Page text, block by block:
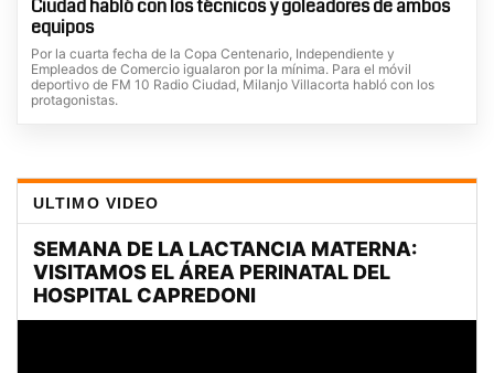
Ciudad habló con los técnicos y goleadores de ambos
equipos
Por la cuarta fecha de la Copa Centenario, Independiente y
Empleados de Comercio igualaron por la mínima. Para el móvil
deportivo de FM 10 Radio Ciudad, Milanjo Villacorta habló con los
protagonistas.
ULTIMO VIDEO